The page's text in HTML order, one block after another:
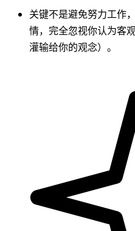
关键不是避免努力工作
情，完全忽视你认为客
灌输给你的观念）。